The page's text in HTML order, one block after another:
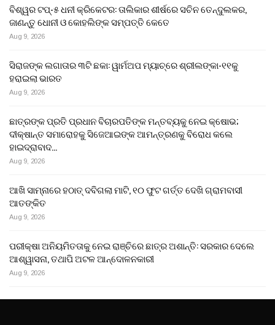
ବିଶ୍ୱର ଟପ୍-୫ ଧନୀ କ୍ରିକେଟର: ତାଲିକାର ଶୀର୍ଷରେ ସଚିନ ତେନ୍ଦୁଲକର,
ଜାଣନ୍ତୁ ଧୋନୀ ଓ କୋହଲିଙ୍କ ସମ୍ପତ୍ତି କେତେ
Aug 9, 2026
ସିରାଜଙ୍କ ଲଗାତାର ୩ଟି ଛକା: ୱାର୍ମଅପ ମ୍ୟାଚ୍‌ରେ ଶ୍ରୀଲଙ୍କା-୧୧କୁ
ହରାଇଲା ଭାରତ
Aug 9, 2026
ଛାତ୍ରଙ୍କ ପ୍ରତି ପ୍ରଧାନ ବିଚାରପତିଙ୍କ ମନ୍ତବ୍ୟକୁ ନେଇ କ୍ଷୋଭ;
ଦୀକ୍ଷାନ୍ତ ସମାରୋହକୁ ସିଜେଆଇଙ୍କ ଆମନ୍ତ୍ରଣକୁ ବିରୋଧ କଲେ
ହାଇଦ୍ରାବାଦ…
Aug 9, 2026
ଆଖି ସାମ୍ନାରେ ହଠାତ୍‌ ଦବିଗଲା ମାଟି, ୧୦ ଫୁଟ ଗର୍ତ୍ତ ଦେଖି ଗ୍ରାମବାସୀ
ଆତଙ୍କିତ
Aug 9, 2026
ପରୀକ୍ଷା ଅନିୟମିତତାକୁ ନେଇ ରାଞ୍ଚିରେ ଛାତ୍ର ଅଶାନ୍ତି: ସରକାର ଦେଲେ
ଆଶ୍ୱାସନା, ତଥାପି ଅଟଳ ଆନ୍ଦୋଳନକାରୀ
Aug 9, 2026